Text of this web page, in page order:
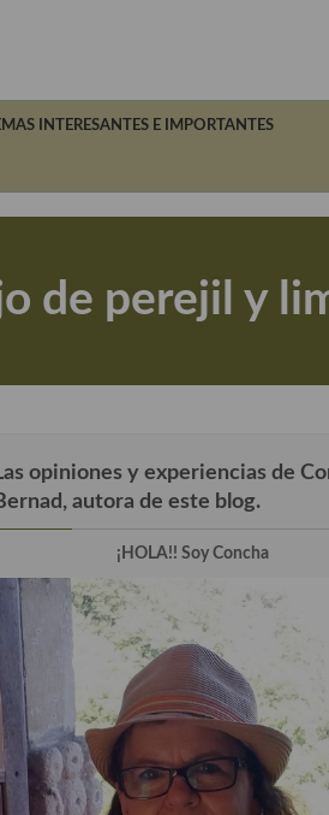
INTERESANTES E IMPORTANTES
de perejil y
opiniones y experiencias de
autora de este blog.
¡HOLA!! Soy Concha